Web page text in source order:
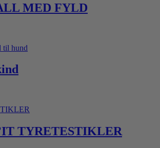
MED FYLD
TYRETESTIKLER